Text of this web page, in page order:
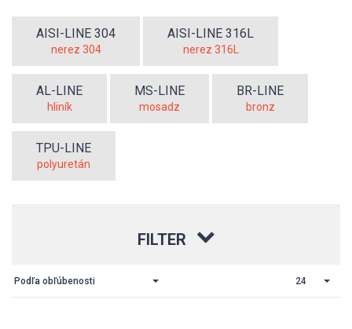
AISI-LINE 304
nerez 304
AISI-LINE 316L
nerez 316L
AL-LINE
hliník
MS-LINE
mosadz
BR-LINE
bronz
TPU-LINE
polyuretán
FILTER
Podľa obľúbenosti 24